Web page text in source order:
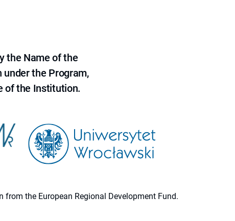
the Name of the
the Program,
of the Institution.
the European Regional Development Fund.